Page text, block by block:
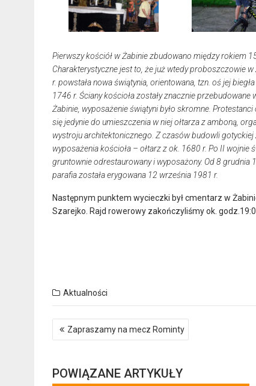
Pierwszy kościół w Żabinie zbudowano między rokiem
Charakterystyczne jest to, że już wtedy proboszczowie
r. powstała nowa świątynia, orientowana, tzn. oś jej
1746 r. Ściany kościoła zostały znacznie
Żabinie, wyposażenie świątyni było skromne.
się jedynie do umieszczenia w niej ołtarza z amboną,
wystroju architektonicznego. Z czasów budowli
wyposażenia kościoła – ołtarz z ok. 1680 r. Po II wojnie
gruntownie odrestaurowany i wyposażony. Od 8
parafia została erygowana 12 września 1981 r.
Następnym punktem wycieczki był cmentarz w
Szarejko. Rajd rowerowy zakończyliśmy ok.
Aktualności
Nawigacja
wpisu
Zapraszamy na mecz Rominty
POWIĄZANE ARTYKUŁY